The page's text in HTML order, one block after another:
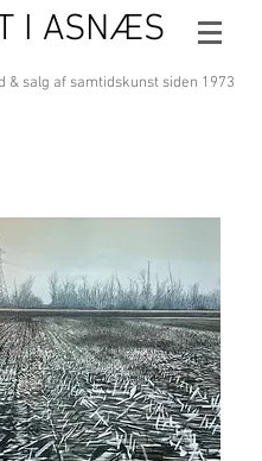
I ASNÆS
& salg af samtidskunst siden 1973